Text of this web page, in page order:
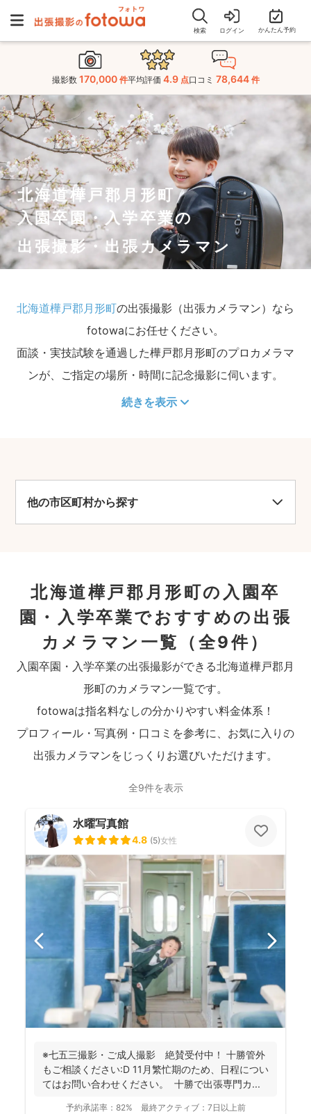
検索 ログイン かんたん予約
撮影数 170,000 件平均評価 4.9 点口コミ 78,644 件
北海道樺戸郡月形町
入園卒園・入学卒業の
出張撮影・出張カメラマン
北海道樺戸郡月形町の出張撮影（出張カメラマン）なら
fotowaにお任せください。
面談・実技試験を通過した樺戸郡月形町のプロカメラマ
ンが、ご指定の場所・時間に記念撮影に伺います。
続きを表示
他の市区町村から探す
北海道樺戸郡月形町の入園卒
園・入学卒業でおすすめの出張
カメラマン一覧
（全9件）
入園卒園・入学卒業の出張撮影ができる北海道樺戸郡月
形町のカメラマン一覧です。
fotowaは指名料なしの分かりやすい料金体系！
プロフィール・写真例・口コミを参考に、お気に入りの
出張カメラマンをじっくりお選びいただけます。
全9件を表示
水曜写真館
4.8 (5)女性
※七五三撮影・ご成人撮影 絶賛受付中！ 十勝管外
もご相談ください:D 11月繁忙期のため、日程につい
てはお問い合わせください。 十勝で出張専門カ...
予約承諾率： 82% 最終アクティブ： 7日以上前